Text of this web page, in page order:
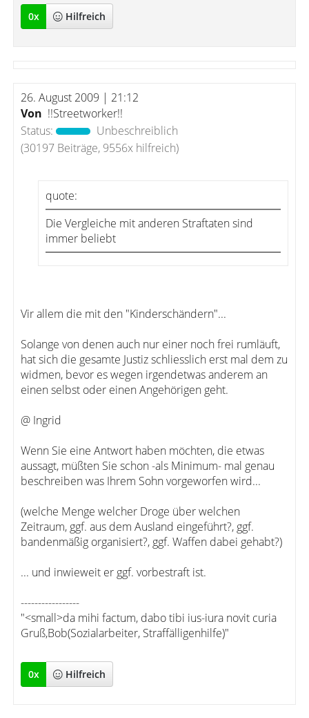
0x Hilfreich
26. August 2009 | 21:12
Von !!Streetworker!!
Status:
Unbeschreiblich
(30197 Beiträge, 9556x hilfreich)
quote:
Die Vergleiche mit anderen Straftaten sind
immer beliebt
Vir allem die mit den "Kinderschändern"...
Solange von denen auch nur einer noch frei rumläuft,
hat sich die gesamte Justiz schliesslich erst mal dem zu
widmen, bevor es wegen irgendetwas anderem an
einen selbst oder einen Angehörigen geht.
@ Ingrid
Wenn Sie eine Antwort haben möchten, die etwas
aussagt, müßten Sie schon -als Minimum- mal genau
beschreiben was Ihrem Sohn vorgeworfen wird...
(welche Menge welcher Droge über welchen
Zeitraum, ggf. aus dem Ausland eingeführt?, ggf.
bandenmäßig organisiert?, ggf. Waffen dabei gehabt?)
... und inwieweit er ggf. vorbestraft ist.
-----------------
"<small>da mihi factum, dabo tibi ius-iura novit curia
Gruß,Bob(Sozialarbeiter, Straffälligenhilfe)"
0x Hilfreich